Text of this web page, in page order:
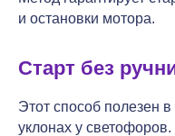
и остановки мотора.
Старт без
Этот способ полезен
уклонах у светофоров.